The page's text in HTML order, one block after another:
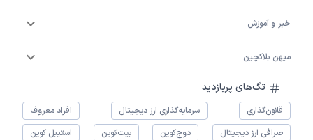
خبر و آموزش
میهن بلاکچین
تگ‌های پربازدید
قانون‌گذاری سرمایه‌گذاری ارز دیجیتال
افراد معروف
صرافی ارز دیجیتال
دوج‌کوین بیت‌کوین
استیبل کوین